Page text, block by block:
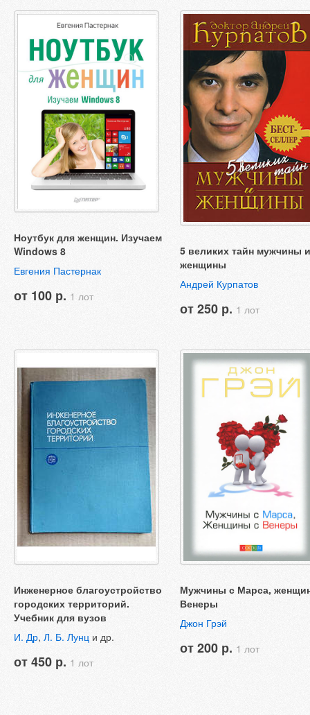
Ноутбук для женщин. Изучаем
Windows 8
Евгения Пастернак
от 100 р. 1 лот
5 великих тайн мужчины и
женщины
Андрей Курпатов
от 250 р. 1 лот
Инженерное благоустройство
городских территорий.
Учебник для вузов
И. Др, Л. Б. Лунц и др.
от 450 р. 1 лот
Мужчины с Марса,
Венеры
Джон Грэй
от 200 р. 1 лот